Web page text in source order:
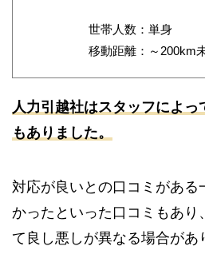
世帯人数：単身
移動距離：～200km
人力引越社はスタッフによ
もありました。
対応が良いとの口コミがある
かったといった口コミもあり
て良し悪しが異なる場合があ